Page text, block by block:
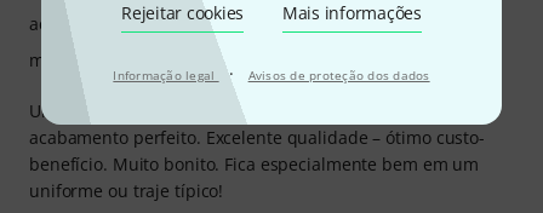
Rejeitar cookies Mais informações
Informação legal · Avisos de proteção dos dados
Uma ideia de presente fantástica! Pequeno, mas com um
acabamento perfeito. Excelente qualidade – ótimo custo-
benefício. Muito bonito. Fica especialmente bem em um
uniforme ou traje típico!
acabamento
material